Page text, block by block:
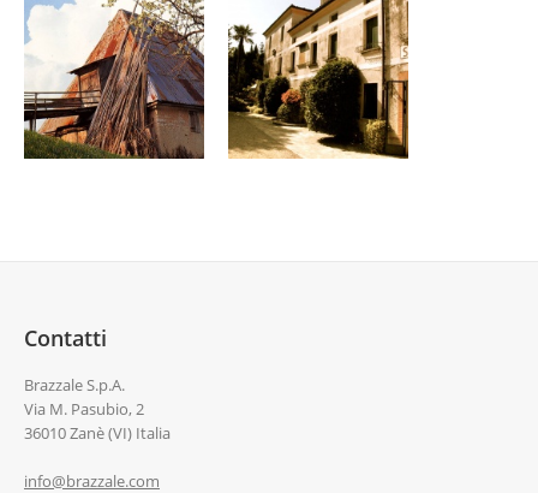
Contatti
Brazzale S.p.A.
Via M. Pasubio, 2
36010 Zanè (VI) Italia
info@brazzale.com